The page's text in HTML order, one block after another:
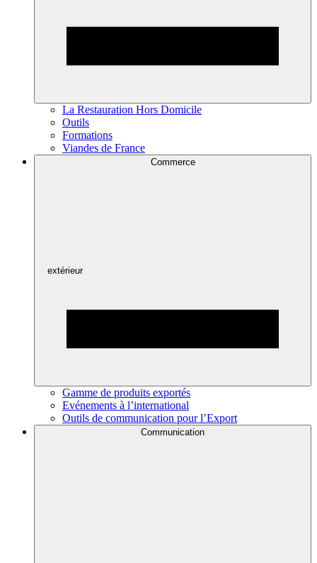
La Restauration Hors Domicile
Outils
Formations
Viandes de France
Commerce
extérieur
Gamme de produits exportés
Evénements à l’international
Outils de communication pour l’Export
Communication